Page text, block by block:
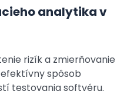
analytika v
rizík a zmierňovanie
spôsob
testovania softvéru.